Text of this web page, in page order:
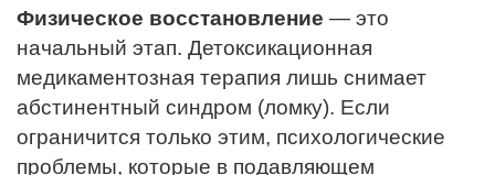
Физическое восстановление — это
начальный этап. Детоксикационная
медикаментозная терапия лишь снимает
абстинентный синдром (ломку). Если
ограничится только этим, психологические
проблемы, которые в подавляющем